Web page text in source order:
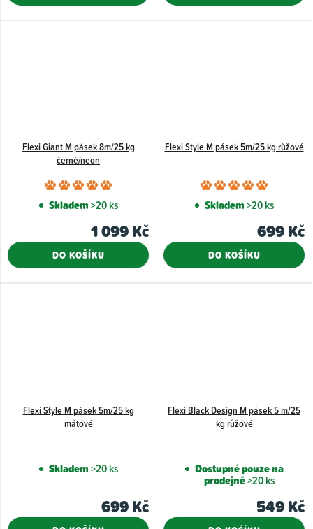
Flexi Giant M pásek 8m/25 kg
černé/neon
Průměrné
hodnocení
je
z
Skladem>20 ks
1 099 Kč
DO KOŠÍKU
Flexi Style M pásek 5m/25 kg růžové
je
z
Skladem>20 ks
699 Kč
DO KOŠÍKU
Flexi Style M pásek 5m/25 kg
mátové
Skladem>20 ks
699 Kč
Flexi Black Design M pásek 5 m/25
kg růžové
Dostupné pouze na
prodejně>20 ks
549 Kč